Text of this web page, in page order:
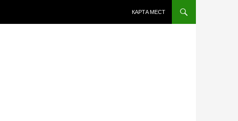
КАРТА МЕСТ